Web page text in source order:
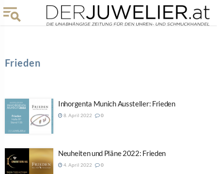
Frieden
Inhorgenta Munich Aussteller: Frieden
8. April 2022 0
Neuheiten und Pläne 2022: Frieden
4. April 2022 0